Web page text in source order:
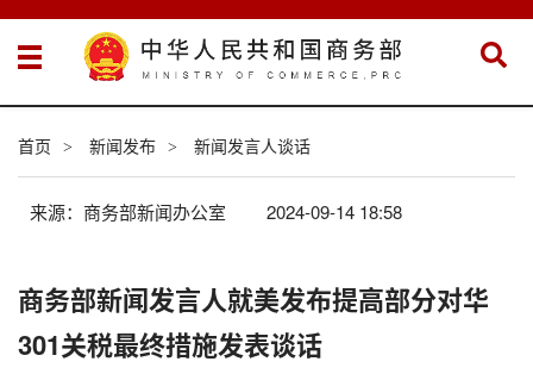
首页 > 新闻发布 > 新闻发言人谈话
来源：商务部新闻办公室 2024-09-14 18:58
商务部新闻发言人就美发布提高部分对华
301关税最终措施发表谈话